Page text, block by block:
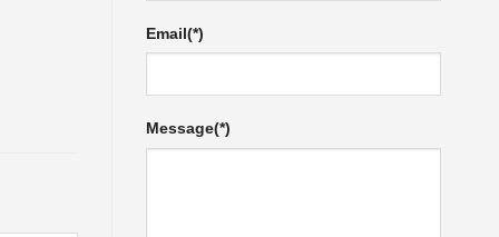
Email(*)
Message(*)